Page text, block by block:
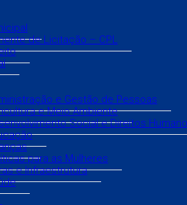
de Licitação – CPL
e Gestão de Pessoas
e Meio Ambiente
Social e Direitos
para as Mulheres
e Infraestrutura